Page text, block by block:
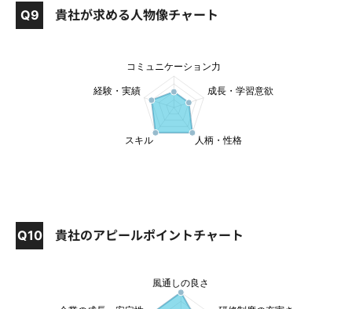
Q9 貴社が求める人物像チャート
Q10 貴社のアピールポイントチャート